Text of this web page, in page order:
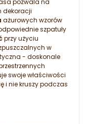
pozwala na
dekoracji
ażurowych wzorów
szpatuły
przy użyciu
w
- doskonale
swoje właściwości
i nie kruszy podczas